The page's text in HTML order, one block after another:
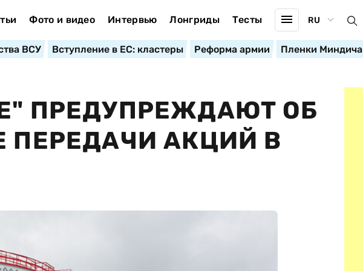
Фото и видео Интервью Лонгриды Тесты RU
ВСУ Вступление в ЕС: кластеры Реформа армии Пленки Миндича
ПРЕДУПРЕЖДАЮТ ОБ
ПЕРЕДАЧИ АКЦИЙ В